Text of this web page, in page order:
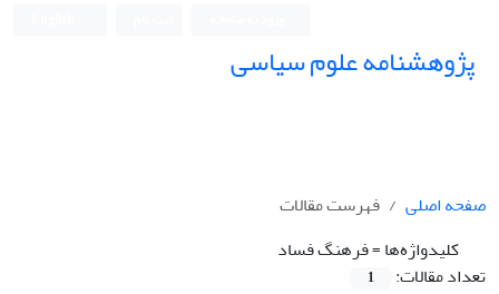
پژوهشنامه علوم سیاسی
صفحه اصلی
فهرست مقالات
کلیدواژه‌ها =فرهنگ فساد
تعداد مقالات:
1